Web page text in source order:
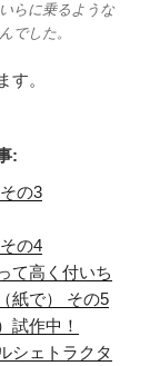
らに乗るような
でした。
す。
:
の3
の4
て高く付いち
紙で） その5
試作中！
シェトラクタ